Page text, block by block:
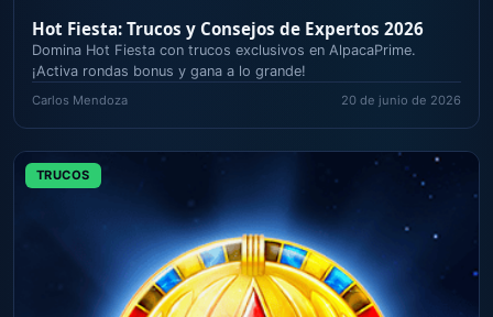
Hot Fiesta: Trucos y Consejos de Expertos 2026
Domina Hot Fiesta con trucos exclusivos en AlpacaPrime.
¡Activa rondas bonus y gana a lo grande!
Carlos Mendoza 20 de junio de 2026
TRUCOS